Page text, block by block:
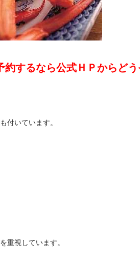
約するなら公式ＨＰからど
付いています。
重視しています。